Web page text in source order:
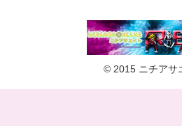
© 2015 ニチアサ